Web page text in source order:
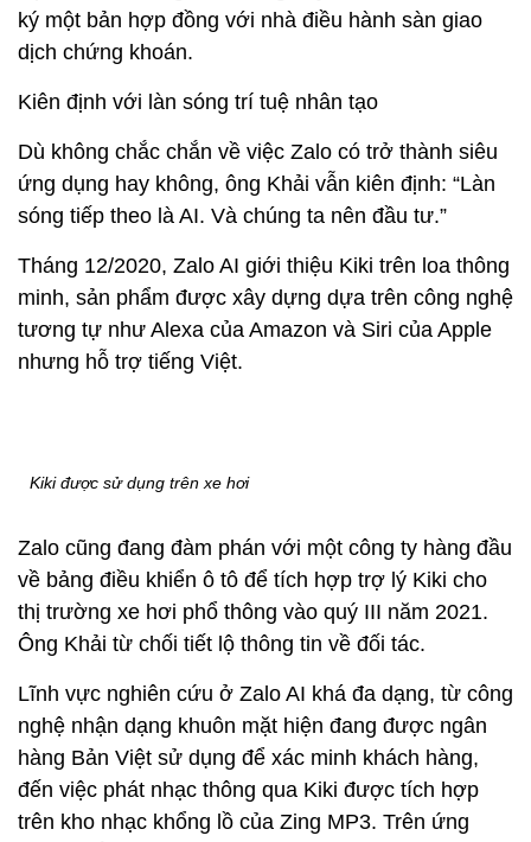
Theo nhận định của Nikkei, sự thành công của Zalo
đã giúp VNG thu hút sự chú ý từ những nhà đầu tư
là Temasek và GIC, Goldman Sachs và hai quỹ
được cho là thuộc sở hữu của Tencent Holdings
(Trung Quốc), với định giá khoảng 2 tỷ USD.
VNG có kế hoạch niêm yết trên sàn Nasdaq mặc dù
IPO vẫn chưa thành hiện thực. Năm 2017, nhà sáng
lập VNG Lê Hồng Minh từng bay đến New York để
ký một bản hợp đồng với nhà điều hành sàn giao
dịch chứng khoán.
ứng dụng hay không, ông Khải vẫn kiên định: “Làn
Tháng 12/2020, Zalo AI giới thiệu Kiki trên loa thông
minh, sản phẩm được xây dựng dựa trên công nghệ
tương tự như Alexa của Amazon và Siri của Apple
nhưng hỗ trợ tiếng Việt.
Kiki được sử dụng trên xe hơi